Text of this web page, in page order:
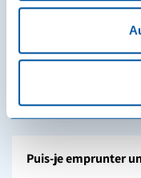
Est-il possible de se
bien-etre sole uno ?
Dois-je apporter
Puis-je emprunter